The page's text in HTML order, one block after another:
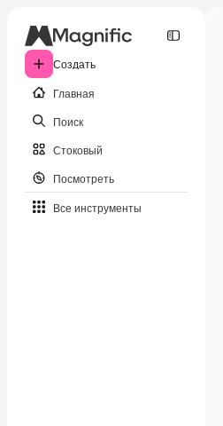
Создать
Главная
Поиск
Стоковый
Посмотреть
Все инструменты